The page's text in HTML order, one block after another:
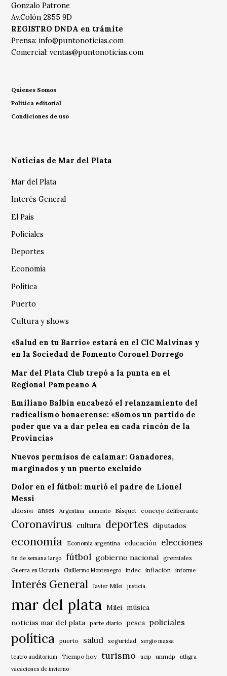
Gonzalo Patrone
Av.Colón 2855 9D
REGISTRO DNDA en trámite
Prensa: info@puntonoticias.com
Comercial:ventas@puntonoticias.com
Quienes Somos
Política editorial
Condiciones de uso
Noticias de Mar del Plata
Mar del Plata
Interés General
El País
Policiales
Deportes
Economía
Política
Puerto
Cultura y shows
«Salud en tu Barrio» estará en el CIC Malvinas y
en la Sociedad de Fomento Coronel Dorrego
Mar del Plata Club trepó a la punta en el
Regional Pampeano A
Emiliano Balbín encabezó el relanzamiento del
radicalismo bonaerense: «Somos un partido de
poder que va a dar pelea en cada rincón de la
Provincia»
Nuevos permisos de calamar: Ganadores,
marginados y un puerto excluido
Dolor en el fútbol: murió el padre de Lionel
Messi
aldosivi anses Argentina aumento Básquet concejo deliberante
Coronavirus cultura deportes diputados
economía Economía argentina educación elecciones
fin de semana largo fútbol gobierno nacional gremiales
Guerra en Ucrania Guillermo Montenegro indec inflación informe
Interés General Javier Milei justicia
mar del plata Milei música
noticias mar del plata
parte diario pesca policiales
política puerto salud seguridad sergio massa
teatro auditorium Tiempo hoy turismo ucip unmdp
uthgra
vacaciones de invierno